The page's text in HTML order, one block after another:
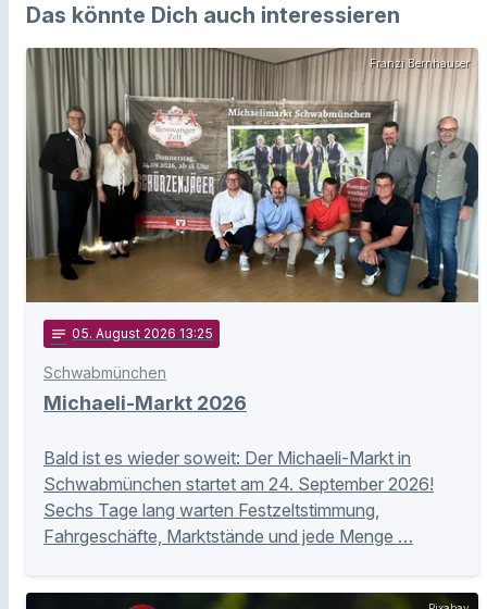
Das könnte Dich auch interessieren
Franzi Bernhauser
notes 05. August 2026 13:25
Schwabmünchen
Michaeli-Markt 2026
Bald ist es wieder soweit: Der Michaeli-Markt in
Schwabmünchen startet am 24. September 2026!
Sechs Tage lang warten Festzeltstimmung,
Fahrgeschäfte, Marktstände und jede Menge …